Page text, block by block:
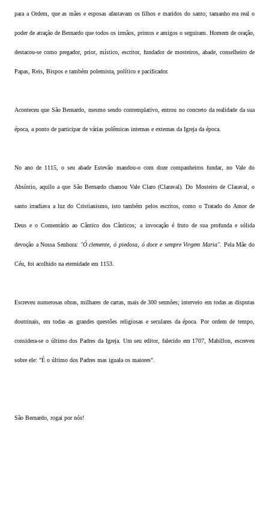
para a Ordem, que as mães e esposas afastavam os filhos e maridos do santo; tamanho era real o
poder de atração de Bernardo que todos os irmãos, primos e amigos o seguiram. Homem de oração,
destacou-se como pregador, prior, místico, escritor, fundador de mosteiros, abade, conselheiro de
Papas, Reis, Bispos e também polemista, político e pacificador.
Aconteceu que São Bernardo, mesmo sendo contemplativo, entrou no concreto da realidade da sua
época, a ponto de participar de várias polêmicas internas e externas da Igreja da época.
No ano de 1115, o seu abade Estevão mandou-o com doze companheiros fundar, no Vale do
Absíntio, aquilo a que São Bernardo chamou Vale Claro (Claraval). Do Mosteiro de Claraval, o
santo irradiava a luz do Cristianismo, isto também pelos escritos, como o Tratado do Amor de
Deus e o Comentário ao Cântico dos Cânticos; a invocação é fruto de sua profunda e sólida
devoção a Nossa Senhora: "Ó clemente, ó piedosa, ó doce e sempre Virgem Maria". Pela Mãe do
Céu, foi acolhido na eternidade em 1153.
Escreveu numerosas obras, milhares de cartas, mais de 300 sermões; interveio em todas as disputas
doutrinais, em todas as grandes questões religiosas e seculares da época. Por ordem de tempo,
considera-se o último dos Padres da Igreja. Um seu editor, falecido em 1707, Mabillon, escreveu
sobre ele: "É o último dos Padres mas iguala os maiores".
São Bernardo, rogai por nós!